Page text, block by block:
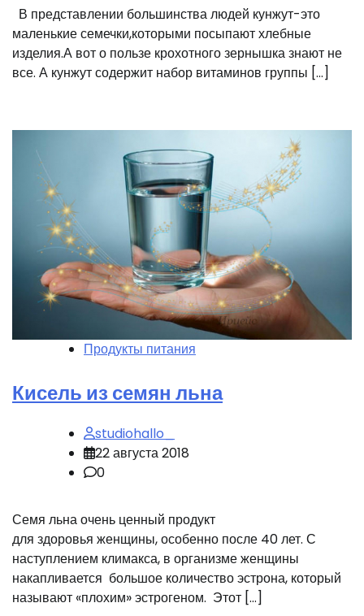
В представлении большинства людей кунжут-это
маленькие семечки,которыми посыпают хлебные
изделия.А вот о пользе крохотного зернышка знают не
все. А кунжут содержит набор витаминов группы […]
Продукты питания
Кисель из семян льна
studiohallo_
22 августа 2018
0
Семя льна очень ценный продукт
для здоровья женщины, особенно после 40 лет. С
наступлением климакса, в организме женщины
накапливается большое количество эстрона, который
называют «плохим» эстрогеном. Этот […]